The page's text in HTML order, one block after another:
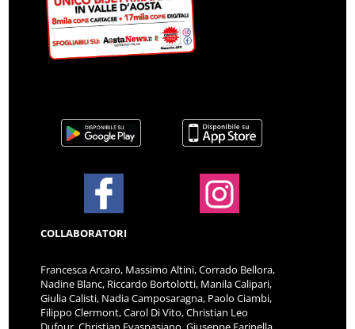
COLLABORATORI
Francesca Arcaro, Massimo Altini, Corrado Bellora,
Nadine Blanc, Riccardo Bortolotti, Manila Calipari,
Giulia Calisti, Nadia Camposaragna, Paolo Ciambi,
Filippo Clermont, Carol Di Vito, Christian Leo